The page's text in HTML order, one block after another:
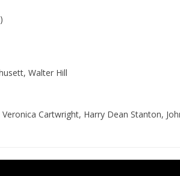
Walter Hill
Cartwright, Harry Dean Stanton,